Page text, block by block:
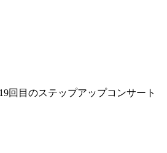
19回目のステップアップコンサート